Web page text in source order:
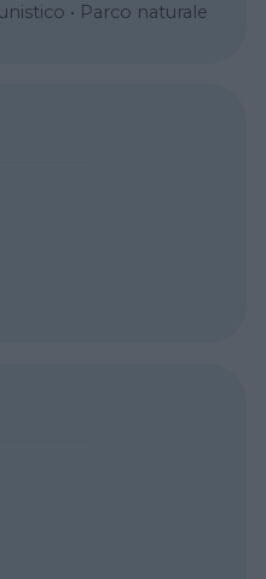
• Parco naturale